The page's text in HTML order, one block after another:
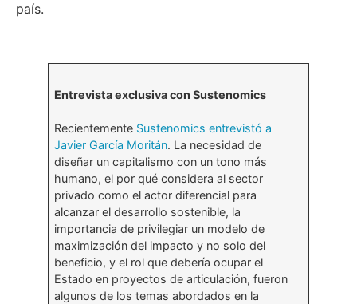
país.
Entrevista exclusiva con Sustenomics
Recientemente Sustenomics entrevistó a
Javier García Moritán. La necesidad de
diseñar un capitalismo con un tono más
humano, el por qué considera al sector
privado como el actor diferencial para
alcanzar el desarrollo sostenible, la
importancia de privilegiar un modelo de
maximización del impacto y no solo del
beneficio, y el rol que debería ocupar el
Estado en proyectos de articulación, fueron
algunos de los temas abordados en la